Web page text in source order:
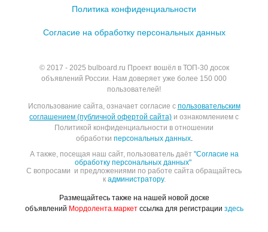
© 2017 - 2025 bulboard.ru Проект вошёл в ТОП-30 досок
объявлений России. Нам доверяет уже более 150 000
пользователей!
Использование сайта, означает согласие с пользовательским
соглашением (публичной офертой сайта) и ознакомлением с
Политикой конфиденциальности в отношении
обработки персональных данных.
А также, посещая наш сайт, пользователь даёт "Согласие на
обработку персональных данных"
С вопросами и предложениями по работе сайта обращайтесь
к администратору.
Политика конфиденциальности
Согласие на обработку персональных данных
Размещайтесь также на нашей новой доске
объявлений Мордолента.маркетссылка для регистрации здесь